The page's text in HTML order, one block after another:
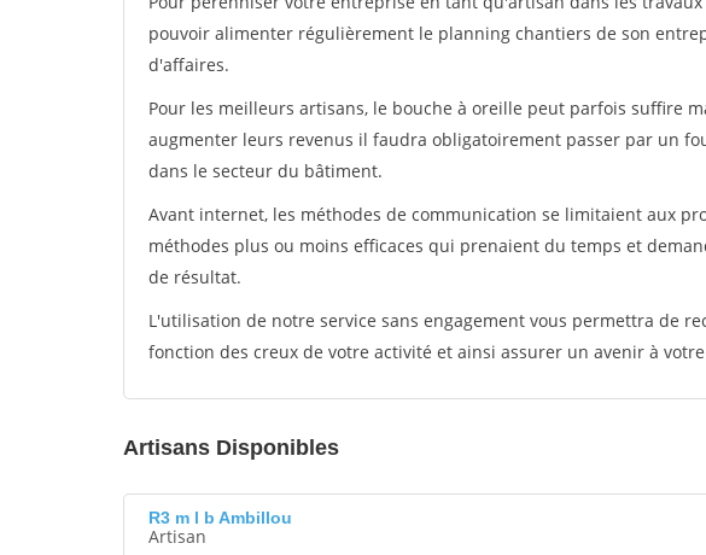
pouvoir alimenter régulièrement le planning chantiers de son
d'affaires.
Pour les meilleurs artisans, le bouche à oreille peut parfois suffire
augmenter leurs revenus il faudra obligatoirement passer par un
dans le secteur du bâtiment.
Avant internet, les méthodes de communication se limitaient aux
méthodes plus ou moins efficaces qui prenaient du temps et
de résultat.
L'utilisation de notre service sans engagement vous permettra de
fonction des creux de votre activité et ainsi assurer un avenir à
Artisans Disponibles
R3 m l b Ambillou
Artisan